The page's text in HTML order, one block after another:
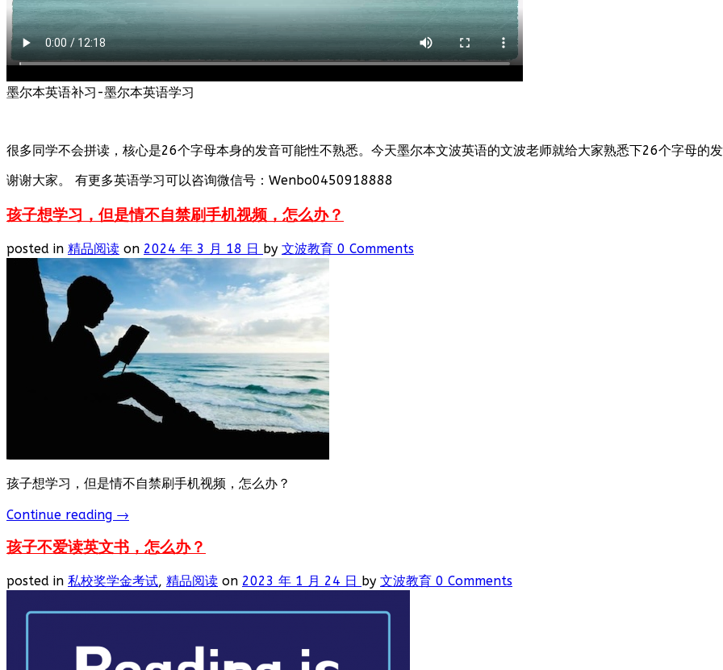
墨尔本英语补习-墨尔本英语学习
很多同学不会拼读，核心是26个字母本身的发音可能性不熟悉。今天墨尔本文波英语的文波老师就给大家熟悉下26个字母的发
谢谢大家。 有更多英语学习可以咨询微信号：Wenbo0450918888
孩子想学习，但是情不自禁刷手机视频，怎么办？
posted in 精品阅读 on 2024 年 3 月 18 日 by 文波教育 0 Comments
孩子想学习，但是情不自禁刷手机视频，怎么办？
Continue reading →
孩子不爱读英文书，怎么办？
posted in 私校奖学金考试, 精品阅读 on 2023 年 1 月 24 日 by 文波教育 0 Comments